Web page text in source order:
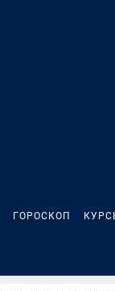
ГОРОСКОП